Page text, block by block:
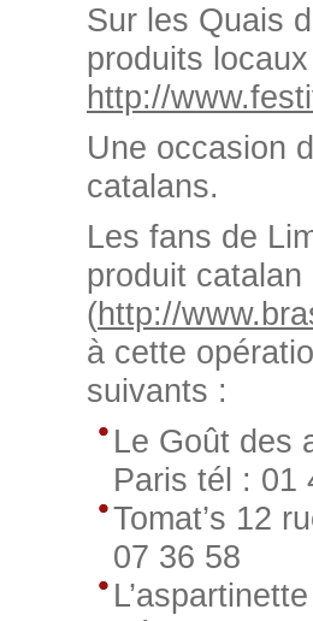
Sur les Quais
produits
http://
Une occasion
catalans.
Les fans de
produit
(http://
à cette
suivants :
Le Goût des
Paris tél : 01
Tomat’s 12
07 36 58